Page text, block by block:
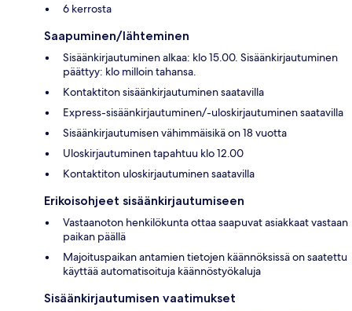
6 kerrosta
Saapuminen/lähteminen
Sisäänkirjautuminen alkaa: klo 15.00. Sisäänkirjautuminen
päättyy: klo milloin tahansa.
Kontaktiton sisäänkirjautuminen saatavilla
Express-sisäänkirjautuminen/-uloskirjautuminen saatavilla
Sisäänkirjautumisen vähimmäisikä on 18 vuotta
Uloskirjautuminen tapahtuu klo 12.00
Kontaktiton uloskirjautuminen saatavilla
Erikoisohjeet sisäänkirjautumiseen
Vastaanoton henkilökunta ottaa saapuvat asiakkaat vastaan
paikan päällä
Majoituspaikan antamien tietojen käännöksissä on saatettu
käyttää automatisoituja käännöstyökaluja
Sisäänkirjautumisen vaatimukset